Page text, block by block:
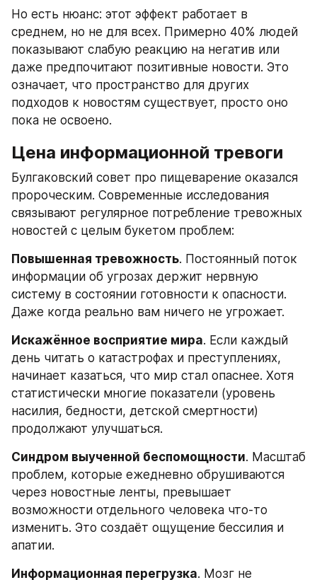
Но есть нюанс: этот эффект работает в
среднем, но не для всех. Примерно 40% людей
показывают слабую реакцию на негатив или
даже предпочитают позитивные новости. Это
означает, что пространство для других
подходов к новостям существует, просто оно
пока не освоено.
Цена информационной тревоги
Булгаковский совет про пищеварение оказался
пророческим. Современные исследования
связывают регулярное потребление тревожных
новостей с целым букетом проблем:
Повышенная тревожность. Постоянный поток
информации об угрозах держит нервную
систему в состоянии готовности к опасности.
Даже когда реально вам ничего не угрожает.
Искажённое восприятие мира. Если каждый
день читать о катастрофах и преступлениях,
начинает казаться, что мир стал опаснее. Хотя
статистически многие показатели (уровень
насилия, бедности, детской смертности)
продолжают улучшаться.
Синдром выученной беспомощности. Масштаб
проблем, которые ежедневно обрушиваются
через новостные ленты, превышает
возможности отдельного человека что-то
изменить. Это создаёт ощущение бессилия и
апатии.
Информационная перегрузка. Мозг не